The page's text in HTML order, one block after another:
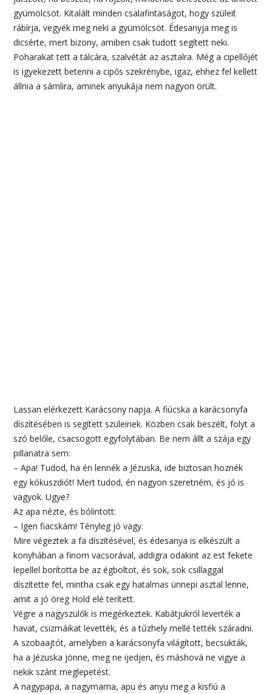
gyümölcsöt. Kitalált minden csalafintaságot, hogy szüleit
rábírja, vegyék meg neki a gyümölcsöt. Édesanyja meg is
dicsérte, mert bizony, amiben csak tudott segített neki.
Poharakat tett a tálcára, szalvétát az asztalra. Még a cipellőjét
is igyekezett betenni a cipős szekrénybe, igaz, ehhez fel kellett
állnia a sámlira, aminek anyukája nem nagyon örült.
Lassan elérkezett Karácsony napja. A fiúcska a karácsonyfa
díszítésében is segített szüleinek. Közben csak beszélt, folyt a
szó belőle, csacsogott egyfolytában. Be nem állt a szája egy
pillanatra sem:
– Apa! Tudod, ha én lennék a Jézuska, ide biztosan hoznék
egy kókuszdiót! Mert tudod, én nagyon szeretném, és jó is
vagyok. Ugye?
Az apa nézte, és bólintott:
– Igen fiacskám! Tényleg jó vagy.
Mire végeztek a fa díszítésével, és édesanya is elkészült a
konyhában a finom vacsorával, addigra odakint az est fekete
lepellel borította be az égboltot, és sok, sok csillaggal
díszítette fel, mintha csak egy hatalmas ünnepi asztal lenne,
amit a jó öreg Hold elé terített.
Végre a nagyszülők is megérkeztek. Kabátjukról leverték a
havat, csizmáikat levették, és a tűzhely mellé tették száradni.
A szobaajtót, amelyben a karácsonyfa világított, becsukták,
ha a Jézuska jönne, meg ne ijedjen, és máshová ne vigye a
nekik szánt meglepetést.
A nagypapa, a nagymama, apu és anyu meg a kisfiú a